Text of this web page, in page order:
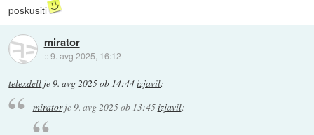
poskusiti
mirator
::9. avg 2025, 16:12
telexdell je9. avg 2025 ob 14:44izjavil:
miratorje 9. avg 2025 ob 13:45izjavil: